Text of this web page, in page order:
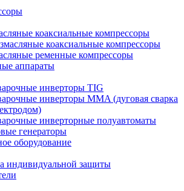
коаксиальные компрессоры
коаксиальные компрессоры
ременные компрессоры
аппараты
инверторы TIG
инверторы MMA (дуговая сварка
инверторные полуавтоматы
генераторы
оборудование
индивидуальной защиты